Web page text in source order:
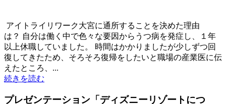
アイトライリワーク大宮に通所することを決めた理由
は？ 自分は働く中で色々な要因からうつ病を発症し、１年
以上休職していました。 時間はかかりましたが少しずつ回
復してきたため、そろそろ復帰をしたいと職場の産業医に伝
えたところ、...
続きを読む
プレゼンテーション「ディズニーリゾートにつ